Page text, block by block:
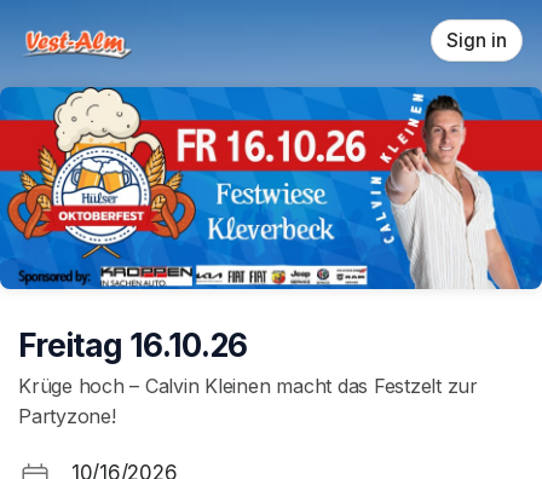
Sign in
Freitag 16.10.26
Krüge hoch – Calvin Kleinen macht das Festzelt zur
Partyzone!
10/16/2026